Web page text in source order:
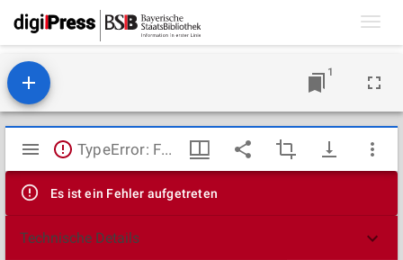
1
Mirador
Viewer
TypeError: Failed to fetch
Es ist ein Fehler aufgetreten
Technische Details